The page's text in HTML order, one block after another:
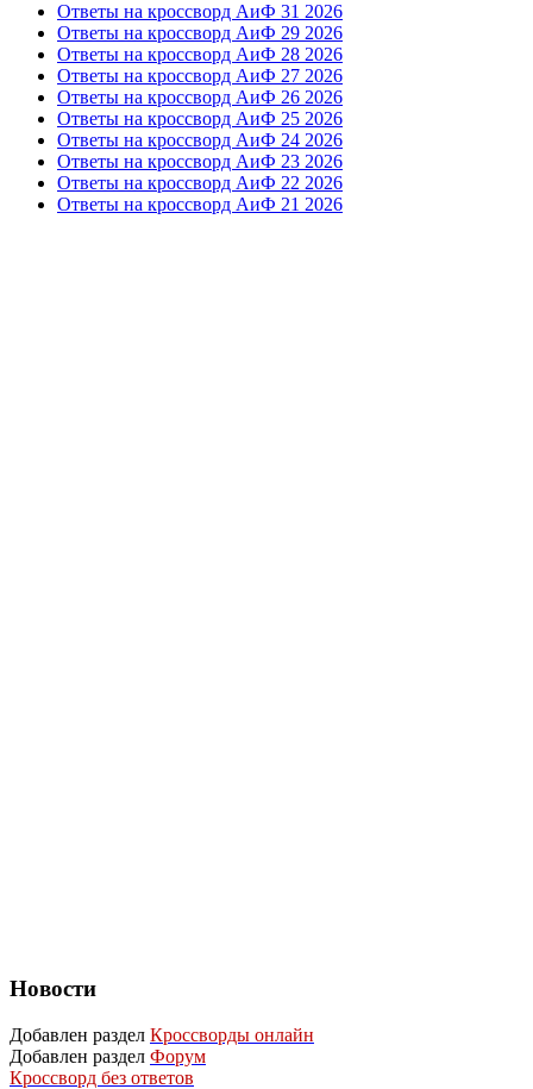
Ответы на кроссворд АиФ 31 2026
Ответы на кроссворд АиФ 29 2026
Ответы на кроссворд АиФ 28 2026
Ответы на кроссворд АиФ 27 2026
Ответы на кроссворд АиФ 26 2026
Ответы на кроссворд АиФ 25 2026
Ответы на кроссворд АиФ 24 2026
Ответы на кроссворд АиФ 23 2026
Ответы на кроссворд АиФ 22 2026
Ответы на кроссворд АиФ 21 2026
Новости
Добавлен раздел Кроссворды онлайн
Добавлен раздел Форум
Кроссворд без ответов